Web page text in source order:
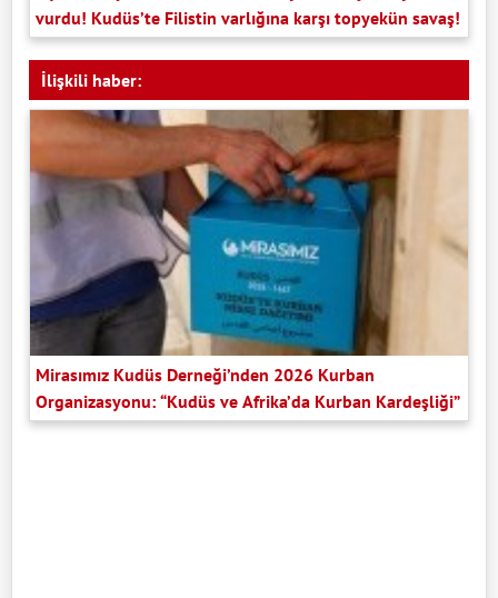
vurdu! Kudüs’te Filistin varlığına karşı topyekün savaş!
İlişkili haber:
Mirasımız Kudüs Derneği’nden 2026 Kurban
Organizasyonu: “Kudüs ve Afrika’da Kurban Kardeşliği”